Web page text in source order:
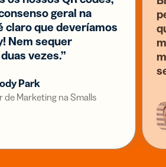
geral na
que deveríamos
Nem sequer
vezes.”
Park
de Marketing na Smalls